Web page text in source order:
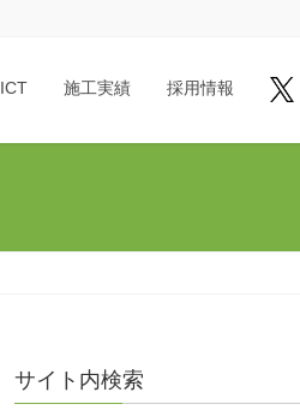
ICT 施工実績 採用情報
サイト内検索